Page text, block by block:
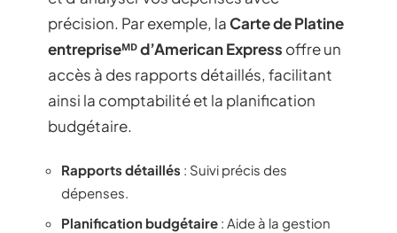
précision. Par exemple, laCarte de Platine
entrepriseᴹᴰ d’American Express offre un
accès à des rapports détaillés, facilitant
ainsi la comptabilité et la planification
budgétaire.
Rapports détaillés : Suivi précis des
dépenses.
Planification budgétaire : Aide à la gestion